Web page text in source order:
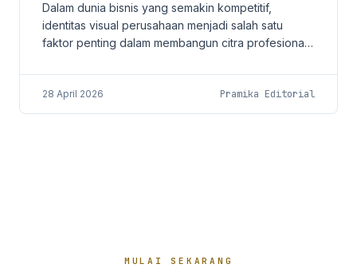
Dalam dunia bisnis yang semakin kompetitif,
identitas visual perusahaan menjadi salah satu
faktor penting dalam membangun citra profesional.
sederhana...
28 April 2026 Pramika Editorial
MULAI SEKARANG